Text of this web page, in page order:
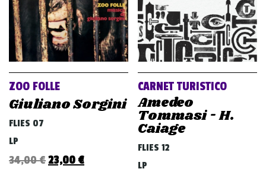
ZOO FOLLE
Giuliano Sorgini
FLIES 07
LP
34,00€Original
23,00 €Current
CARNET TURISTICO
Amedeo
Tommasi - H.
Caiage
FLIES 12
LP